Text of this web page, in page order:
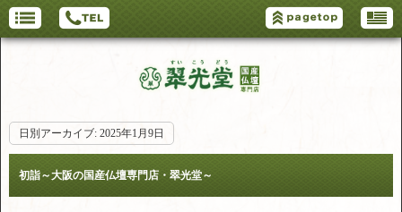
日別アーカイブ: 2025年1月9日
初詣～大阪の国産仏壇専門店・翠光堂～